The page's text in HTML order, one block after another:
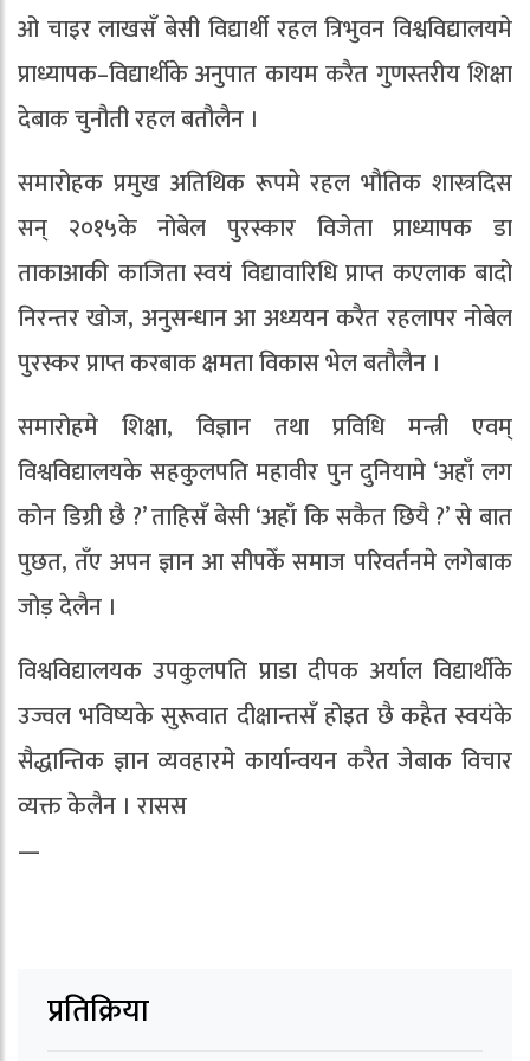
ओ चाइर लाखसँ बेसी विद्यार्थी रहल त्रिभुवन विश्वविद्यालयमे
प्राध्यापक–विद्यार्थीके अनुपात कायम करैत गुणस्तरीय शिक्षा
देबाक चुनौती रहल बतौलैन ।
समारोहक प्रमुख अतिथिक रूपमे रहल भौतिक शास्त्रदिस
सन् २०१५के नोबेल पुरस्कार विजेता प्राध्यापक डा
ताकाआकी काजिता स्वयं विद्यावारिधि प्राप्त कएलाक बादो
निरन्तर खोज, अनुसन्धान आ अध्ययन करैत रहलापर नोबेल
पुरस्कर प्राप्त करबाक क्षमता विकास भेल बतौलैन ।
समारोहमे शिक्षा, विज्ञान तथा प्रविधि मन्त्री एवम्
विश्वविद्यालयके सहकुलपति महावीर पुन दुनियामे ‘अहाँ लग
कोन डिग्री छै ?’ ताहिसँ बेसी ‘अहाँ कि सकैत छियै ?’ से बात
पुछत, तँए अपन ज्ञान आ सीपकेँ समाज परिवर्तनमे लगेबाक
जोड़ देलैन ।
विश्वविद्यालयक उपकुलपति प्राडा दीपक अर्याल विद्यार्थीके
उज्वल भविष्यके सुरूवात दीक्षान्तसँ होइत छै कहैत स्वयंके
सैद्धान्तिक ज्ञान व्यवहारमे कार्यान्वयन करैत जेबाक विचार
व्यक्त केलैन । रासस
—
प्रतिक्रिया